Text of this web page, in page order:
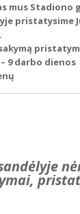
mus Stadiono
pristatysime
darbo dienos